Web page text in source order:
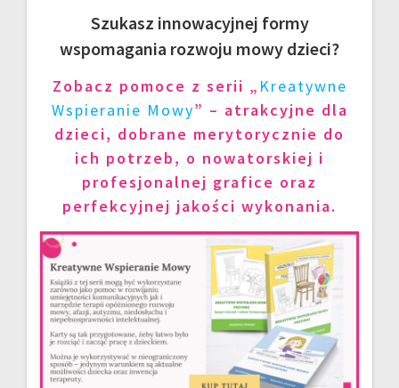
Szukasz innowacyjnej formy
wspomagania rozwoju mowy dzieci?
Zobacz pomoce z serii „ Kreatywne
Wspieranie Mowy” – atrakcyjne dla
dzieci, dobrane merytorycznie do
ich potrzeb, o nowatorskiej i
profesjonalnej grafice oraz
perfekcyjnej jakości wykonania.